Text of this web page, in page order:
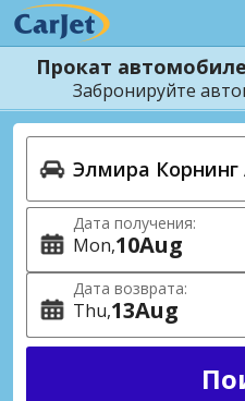
Прокат
Забронируйте
Дата получения:
Mon 10Aug
Дата возврата:
Thu 13Aug